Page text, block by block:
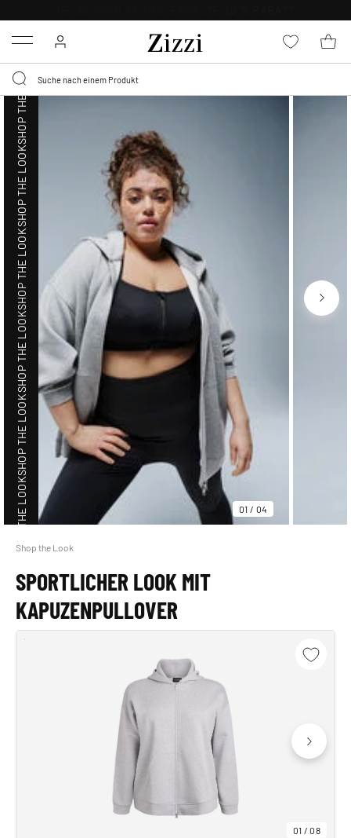
Menu
01 / 04
SHOP THE LOOK
SHOP THE LOOK
SHOP THE LOOK
SHOP THE LOOK
SHOP THE LOOK
SHOP THE LOOK
SHOP THE LOOK
SHOP THE LOOK
Shop the Look
SPORTLICHER LOOK MIT
KAPUZENPULLOVER
01 /08